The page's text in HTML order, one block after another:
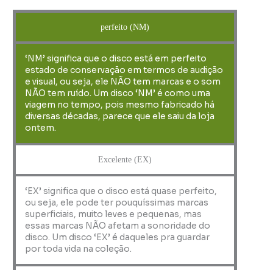
perfeito (NM)
‘NM’ significa que o disco está em perfeito
estado de conservação em termos de audição
e visual, ou seja, ele NÃO tem marcas e o som
NÃO tem ruído. Um disco ‘NM’ é como uma
viagem no tempo, pois mesmo fabricado há
diversas décadas, parece que ele saiu da loja
ontem.
Excelente (EX)
‘EX’ significa que o disco está quase perfeito,
ou seja, ele pode ter pouquíssimas marcas
superficiais, muito leves e pequenas, mas
essas marcas NÃO afetam a sonoridade do
disco. Um disco ‘EX’ é daqueles pra guardar
por toda vida na coleção.